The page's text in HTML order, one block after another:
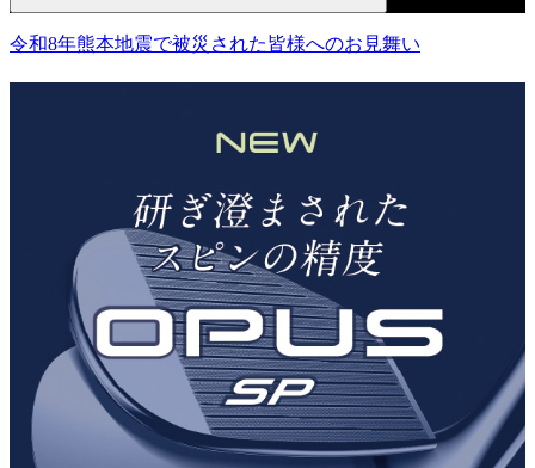
令和8年熊本地震で被災された皆様へのお見舞い